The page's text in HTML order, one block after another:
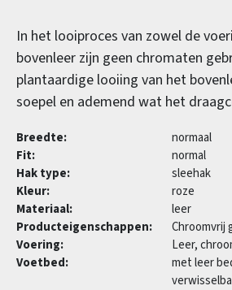
In het looiproces van zowel de
bovenleer zijn geen chromaten
plantaardige looiing van het
soepel en ademend wat het
Breedte:
normaal
Fit:
normal
Hak type:
sleehak
Kleur:
roze
Materiaal:
leer
Producteigenschappen:
Chroomvrij
Voering:
Leer,
Voetbed:
met leer